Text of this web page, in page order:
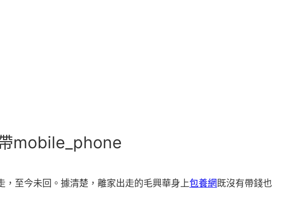
mobile_phone
，至今未回。據清楚，離家出走的毛興華身上包養網 既沒有帶錢也